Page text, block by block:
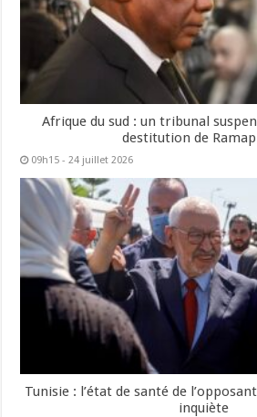
Afrique du sud : un tribunal
destitution de
09h15 - 24 juillet 2026
Tunisie : l’état de santé de
inquiète